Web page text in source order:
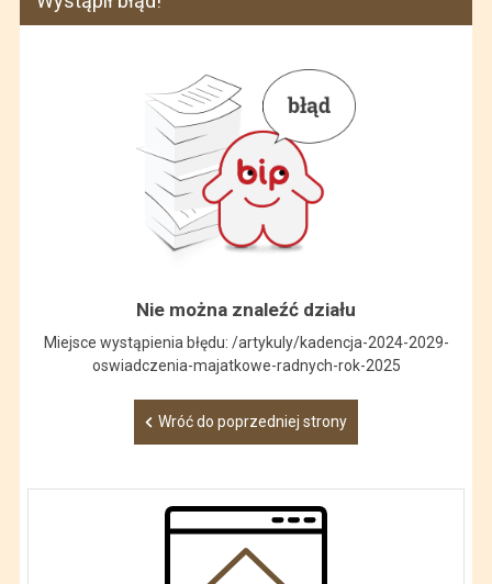
Nie można znaleźć działu
Miejsce wystąpienia błędu: /artykuly/kadencja-2024-2029-
oswiadczenia-majatkowe-radnych-rok-2025
Wróć do poprzedniej strony